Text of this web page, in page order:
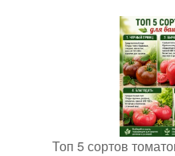
Топ 5 сортов